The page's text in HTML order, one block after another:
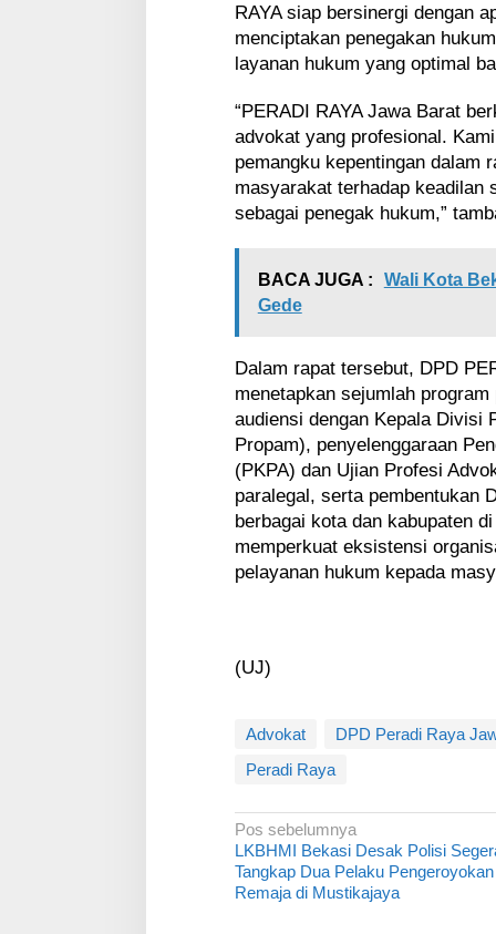
RAYA siap bersinergi dengan
menciptakan penegakan
layanan hukum yang optimal
“PERADI RAYA Jawa Barat
advokat yang profesional.
pemangku kepentingan dalam
masyarakat terhadap keadilan
sebagai penegak hukum,”
BACA JUGA :
Wali Kota
Gede
Dalam rapat tersebut, DPD
menetapkan sejumlah
audiensi dengan Kepala Divisi
Propam), penyelenggaraan
(PKPA) dan Ujian Profesi
paralegal, serta pembentukan
berbagai kota dan kabupaten
memperkuat eksistensi
pelayanan hukum kepada
(UJ)
Advokat DPD Peradi Raya
Peradi Raya
N
a
v
Pos sebelumnya
LKBHMI Bekasi Desak Polisi
Tangkap Dua Pelaku Pengeroyokan
Remaja di Mustikajaya